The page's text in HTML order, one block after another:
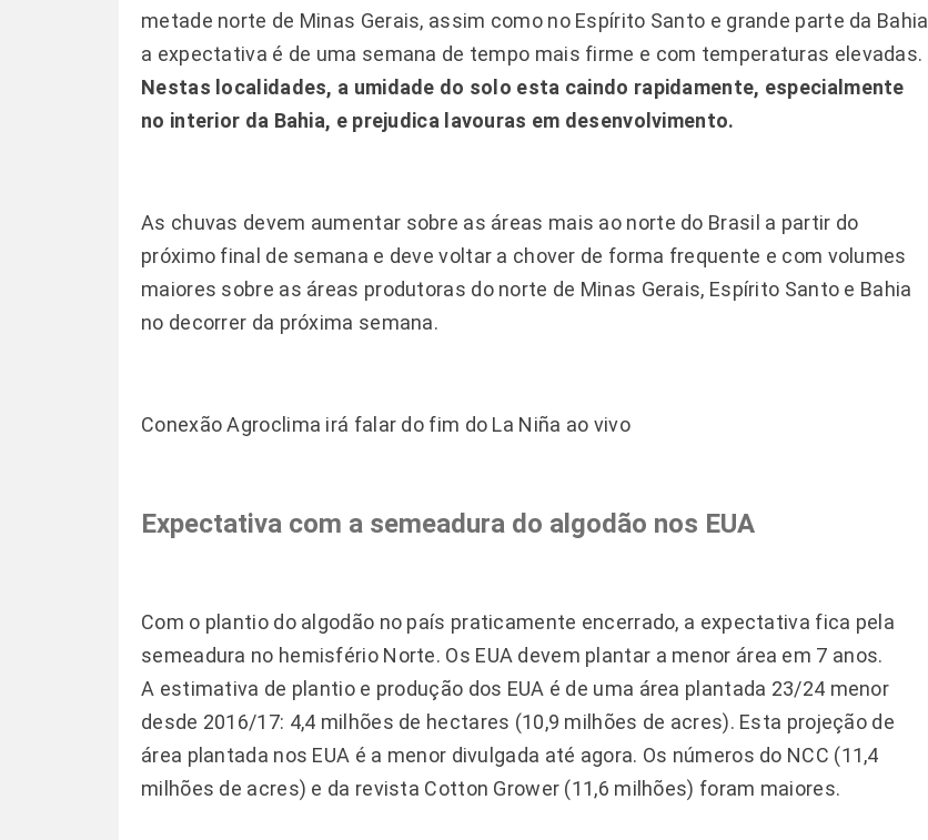
metade norte de Minas Gerais, assim como no Espírito Santo e grande parte da Bahia
a expectativa é de uma semana de tempo mais firme e com temperaturas elevadas.
Nestas localidades, a umidade do solo esta caindo rapidamente, especialmente
no interior da Bahia, e prejudica lavouras em desenvolvimento.
As chuvas devem aumentar sobre as áreas mais ao norte do Brasil a partir do
próximo final de semana e deve voltar a chover de forma frequente e com volumes
maiores sobre as áreas produtoras do norte de Minas Gerais, Espírito Santo e Bahia
no decorrer da próxima semana.
Conexão Agroclima irá falar do fim do La Niña ao vivo
Expectativa com a semeadura do algodão nos EUA
Com o plantio do algodão no país praticamente encerrado, a expectativa fica pela
semeadura no hemisfério Norte. Os EUA devem plantar a menor área em 7 anos.
A estimativa de plantio e produção dos EUA é de uma área plantada 23/24 menor
desde 2016/17: 4,4 milhões de hectares (10,9 milhões de acres). Esta projeção de
área plantada nos EUA é a menor divulgada até agora. Os números do NCC (11,4
milhões de acres) e da revista Cotton Grower (11,6 milhões) foram maiores.